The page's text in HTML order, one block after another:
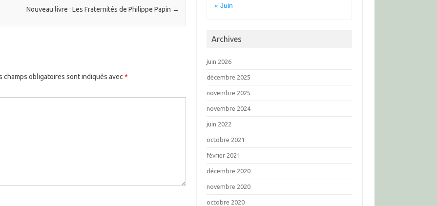
Nouveau livre : Les Fraternités de Philippe Papin →
champs obligatoires sont indiqués avec *
« Juin
Archives
juin 2026
décembre 2025
novembre 2025
novembre 2024
juin 2022
octobre 2021
février 2021
décembre 2020
novembre 2020
octobre 2020